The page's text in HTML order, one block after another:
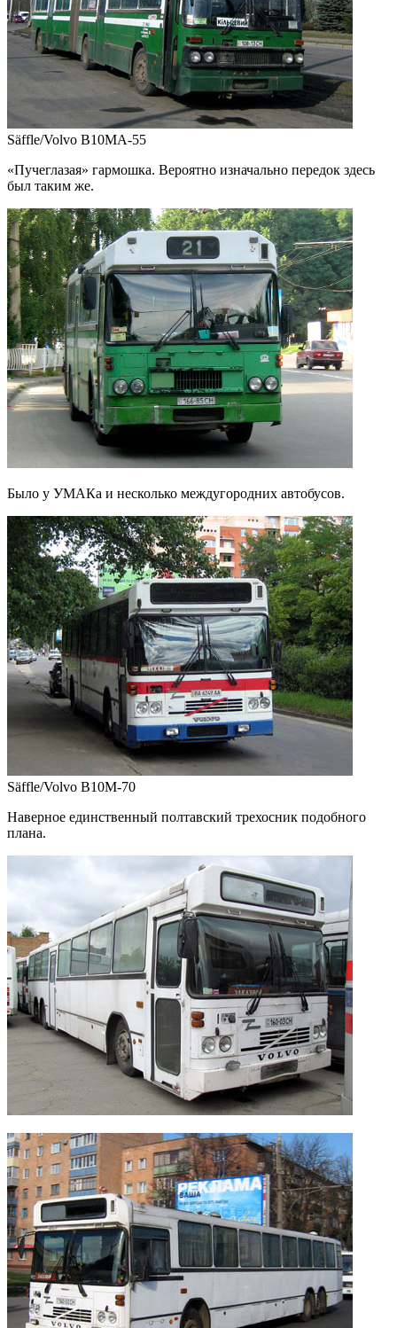
Säffle/Volvo B10MA-55
«Пучеглазая» гармошка. Вероятно изначально передок здесь
был таким же.
Было у УМАКа и несколько междугородних автобусов.
Säffle/Volvo B10M-70
Наверное единственный полтавский трехосник подобного
плана.